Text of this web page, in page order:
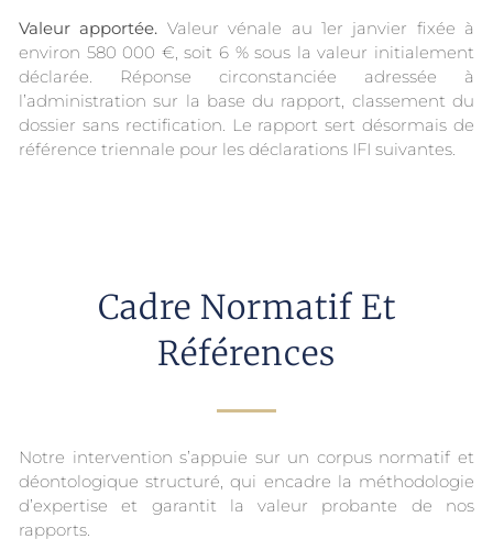
Valeur apportée. Valeur vénale au 1er janvier fixée à
environ 580 000 €, soit 6 % sous la valeur initialement
déclarée. Réponse circonstanciée adressée à
l’administration sur la base du rapport, classement du
dossier sans rectification. Le rapport sert désormais de
référence triennale pour les déclarations IFI suivantes.
Cadre Normatif Et
Références
Notre intervention s’appuie sur un corpus normatif et
déontologique structuré, qui encadre la méthodologie
d’expertise et garantit la valeur probante de nos
rapports.